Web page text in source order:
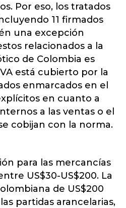
Por eso, los tratados
11 firmados
una excepción
relacionados a la
de Colombia es
está cubierto por la
enmarcados en el
en cuanto a
a las ventas o el
cobijan con la norma.
para las mercancías
US$30-US$200. La
de US$200
partidas arancelarias,